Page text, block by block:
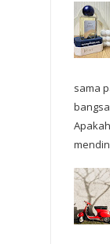
sama